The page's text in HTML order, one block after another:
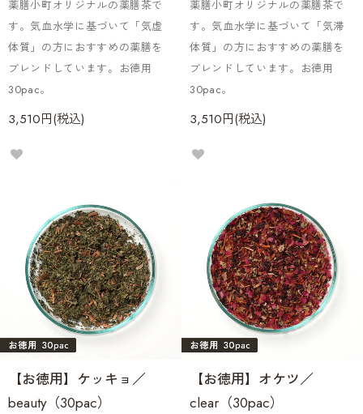
薬膳小町オリジナルの薬膳茶で
す。気血水学に基づいて「気虚
体質」の方におすすめの薬膳を
ブレンドしています。お徳用
30pac。
3,510円(税込)
薬膳小町オリジナルの薬膳茶で
す。気血水学に基づいて「気滞
体質」の方におすすめの薬膳を
ブレンドしています。お徳用
30pac。
3,510円(税込)
【お徳用】ケッキョ／
beauty（30pac）
【お徳用】オケツ／
clear（30pac）